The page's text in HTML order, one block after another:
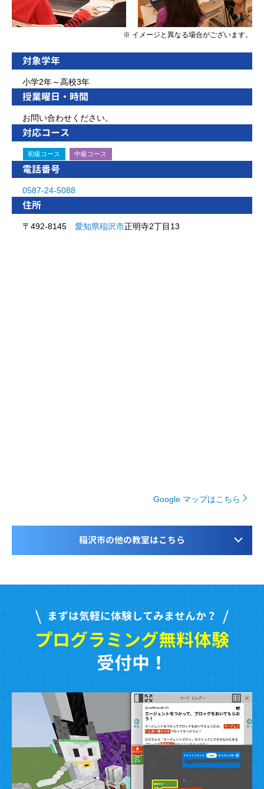
※ イメージと異なる場合がございます。
対象学年
小学2年～高校3年
授業曜日・時間
お問い合わせください。
対応コース
初級コース 中級コース
電話番号
0587-24-5088
住所
〒492-8145 愛知県稲沢市正明寺2丁目13
Google マップはこちら
稲沢市の他の教室はこちら
まずは気軽に体験してみませんか？
プログラミング無料体験
受付中！